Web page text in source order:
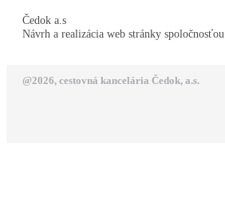
Čedok a.s
Návrh a realizácia web stránky spoločnosťou
@2026, cestovná kancelária Čedok, a.s.